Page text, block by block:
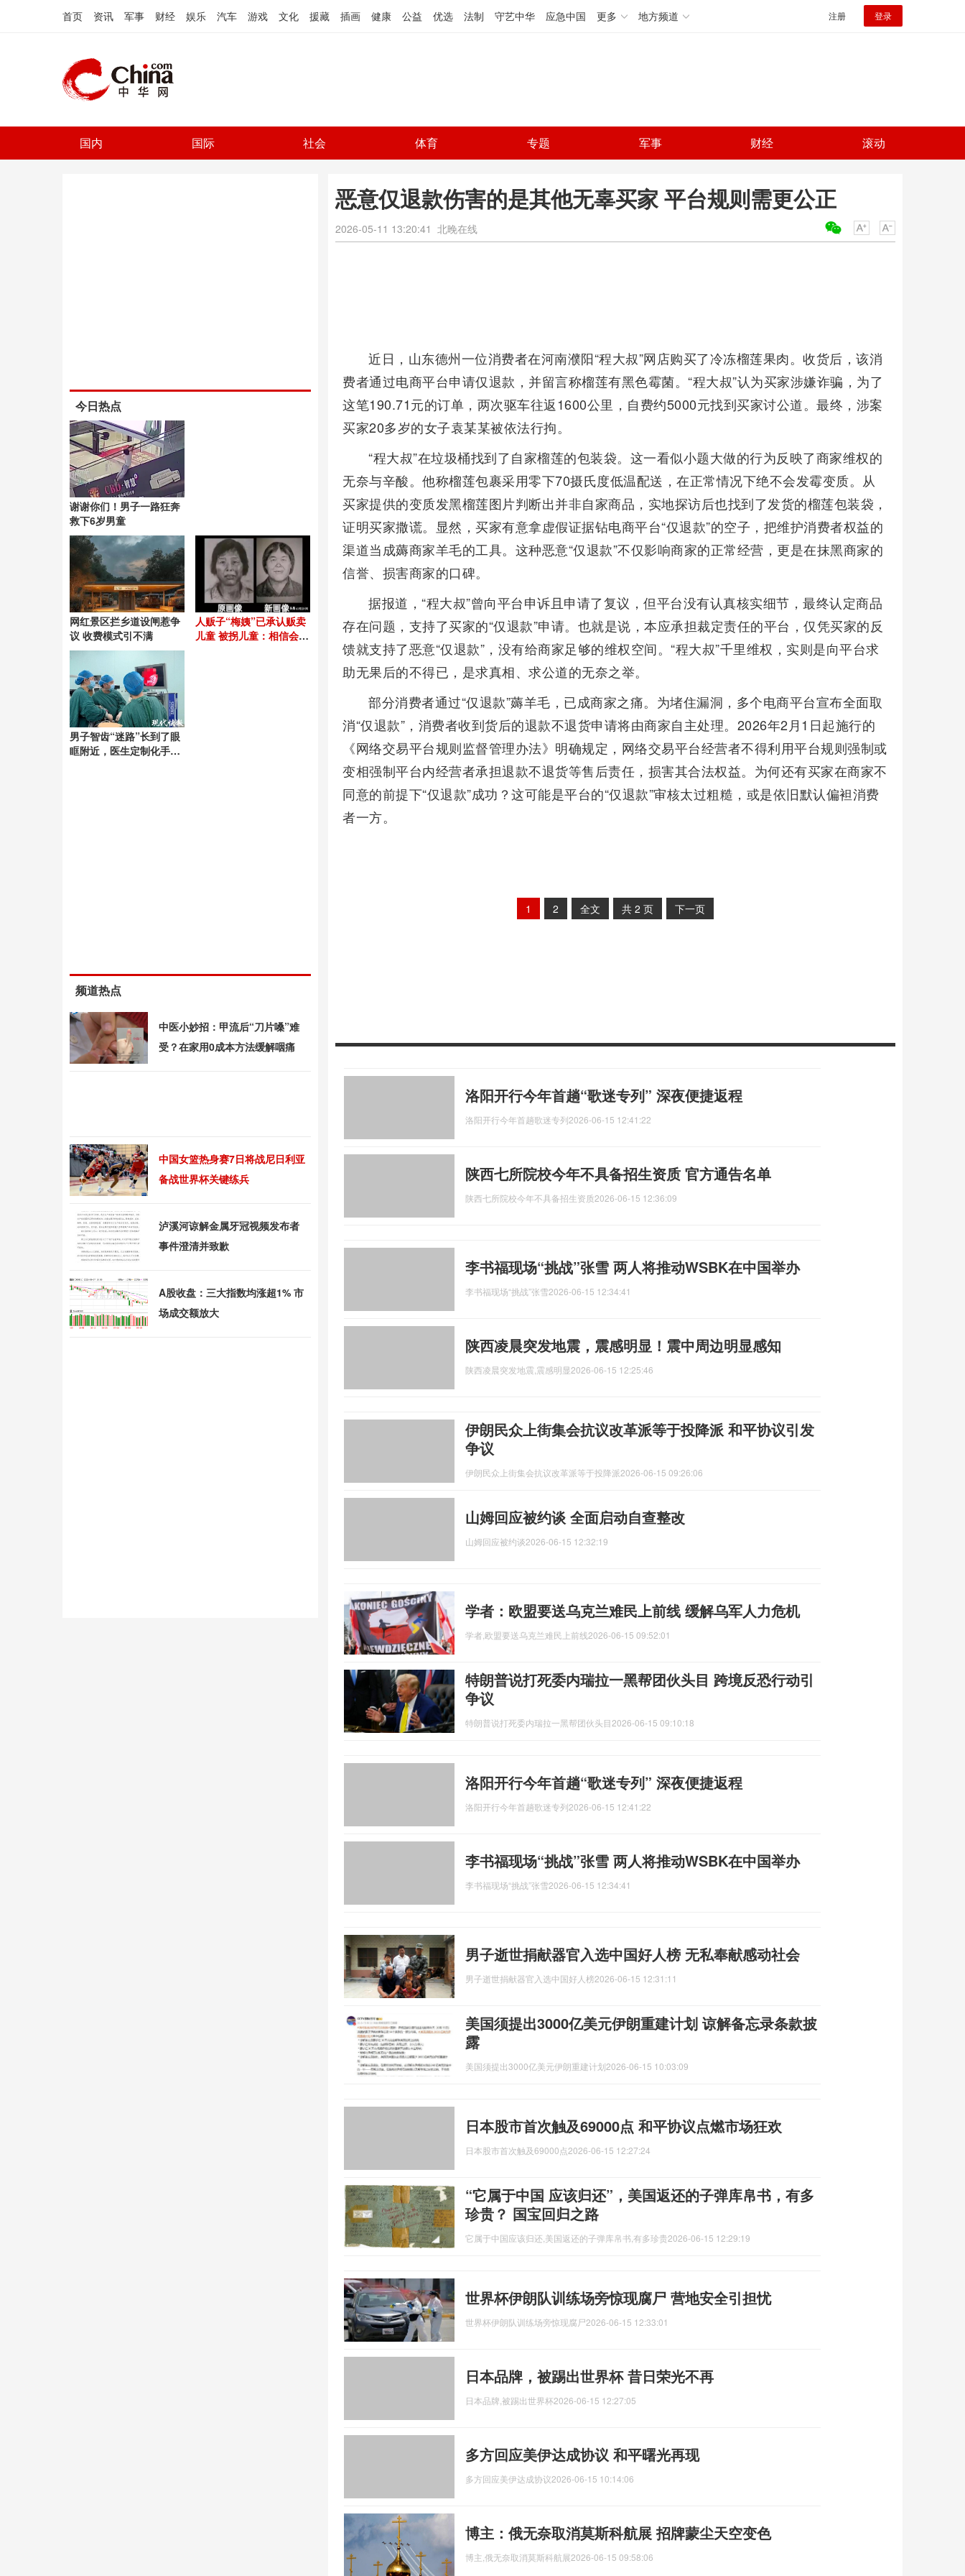
首页 资讯 军事 财经 娱乐 汽车 游戏 文化 援藏 插画 健康 公益 优选 法制 守艺中华 应急中国 更多 地方频道 注册 登录
国内 国际 社会 体育 专题 军事 财经 滚动
恶意仅退款伤害的是其他无辜买家 平台规则需更公正
2026-05-11 13:20:41 北晚在线
近日，山东德州一位消费者在河南濮阳“程大叔”网店购买了冷冻榴莲果肉。收货后，该消
费者通过电商平台申请仅退款，并留言称榴莲有黑色霉菌。“程大叔”认为买家涉嫌诈骗，为了
这笔190.71元的订单，两次驱车往返1600公里，自费约5000元找到买家讨公道。最终，涉案
买家20多岁的女子袁某某被依法行拘。
“程大叔”在垃圾桶找到了自家榴莲的包装袋。这一看似小题大做的行为反映了商家维权的
无奈与辛酸。他称榴莲包裹采用零下70摄氏度低温配送，在正常情况下绝不会发霉变质。从
买家提供的变质发黑榴莲图片判断出并非自家商品，实地探访后也找到了发货的榴莲包装袋，
证明买家撒谎。显然，买家有意拿虚假证据钻电商平台“仅退款”的空子，把维护消费者权益的
渠道当成薅商家羊毛的工具。这种恶意“仅退款”不仅影响商家的正常经营，更是在抹黑商家的
信誉、损害商家的口碑。
据报道，“程大叔”曾向平台申诉且申请了复议，但平台没有认真核实细节，最终认定商品
存在问题，支持了买家的“仅退款”申请。也就是说，本应承担裁定责任的平台，仅凭买家的反
馈就支持了恶意“仅退款”，没有给商家足够的维权空间。“程大叔”千里维权，实则是向平台求
助无果后的不得已，是求真相、求公道的无奈之举。
部分消费者通过“仅退款”薅羊毛，已成商家之痛。为堵住漏洞，多个电商平台宣布全面取
消“仅退款”，消费者收到货后的退款不退货申请将由商家自主处理。2026年2月1日起施行的
《网络交易平台规则监督管理办法》明确规定，网络交易平台经营者不得利用平台规则强制或
变相强制平台内经营者承担退款不退货等售后责任，损害其合法权益。为何还有买家在商家不
同意的前提下“仅退款”成功？这可能是平台的“仅退款”审核太过粗糙，或是依旧默认偏袒消费
者一方。
1 2 全文 共 2 页 下一页
洛阳开行今年首趟“歌迷专列” 深夜便捷返程
洛阳开行今年首趟歌迷专列2026-06-15 12:41:22
陕西七所院校今年不具备招生资质 官方通告名单
陕西七所院校今年不具备招生资质2026-06-15 12:36:09
李书福现场“挑战”张雪 两人将推动WSBK在中国举办
李书福现场“挑战”张雪2026-06-15 12:34:41
陕西凌晨突发地震，震感明显！震中周边明显感知
陕西凌晨突发地震,震感明显2026-06-15 12:25:46
伊朗民众上街集会抗议改革派等于投降派 和平协议引发
争议
伊朗民众上街集会抗议改革派等于投降派2026-06-15 09:26:06
山姆回应被约谈 全面启动自查整改
山姆回应被约谈2026-06-15 12:32:19
学者：欧盟要送乌克兰难民上前线 缓解乌军人力危机
学者,欧盟要送乌克兰难民上前线2026-06-15 09:52:01
特朗普说打死委内瑞拉一黑帮团伙头目 跨境反恐行动引
争议
特朗普说打死委内瑞拉一黑帮团伙头目2026-06-15 09:10:18
洛阳开行今年首趟“歌迷专列” 深夜便捷返程
洛阳开行今年首趟歌迷专列2026-06-15 12:41:22
李书福现场“挑战”张雪 两人将推动WSBK在中国举办
李书福现场“挑战”张雪2026-06-15 12:34:41
男子逝世捐献器官入选中国好人榜 无私奉献感动社会
男子逝世捐献器官入选中国好人榜2026-06-15 12:31:11
美国须提出3000亿美元伊朗重建计划 谅解备忘录条款披
露
美国须提出3000亿美元伊朗重建计划2026-06-15 10:03:09
日本股市首次触及69000点 和平协议点燃市场狂欢
日本股市首次触及69000点2026-06-15 12:27:24
“它属于中国 应该归还”，美国返还的子弹库帛书，有多
珍贵？ 国宝回归之路
它属于中国应该归还,美国返还的子弹库帛书,有多珍贵2026-06-15 12:29:19
世界杯伊朗队训练场旁惊现腐尸 营地安全引担忧
世界杯伊朗队训练场旁惊现腐尸2026-06-15 12:33:01
日本品牌，被踢出世界杯 昔日荣光不再
日本品牌,被踢出世界杯2026-06-15 12:27:05
多方回应美伊达成协议 和平曙光再现
多方回应美伊达成协议2026-06-15 10:14:06
博主：俄无奈取消莫斯科航展 招牌蒙尘天空变色
博主,俄无奈取消莫斯科航展2026-06-15 09:58:06
今日热点
谢谢你们！男子一路狂奔
救下6岁男童
网红景区拦乡道设闸惹争
议 收费模式引不满
人贩子“梅姨”已承认贩卖
儿童 被拐儿童：相信会有
男子智齿“迷路”长到了眼
眶附近，医生定制化手术
频道热点
中医小妙招：甲流后“刀片嗓”难
受？在家用0成本方法缓解咽痛
中国女篮热身赛7日将战尼日利亚
备战世界杯关键练兵
泸溪河谅解金属牙冠视频发布者
事件澄清并致歉
A股收盘：三大指数均涨超1% 市
场成交额放大